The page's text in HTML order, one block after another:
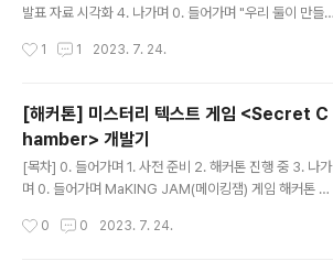
난다. 홍보용 정적 웹페이지라 '예쁘게' 보이는 게 중요해서
발표 자료 시각화 4. 나가며 0. 들어가며 "우리 둘이 만들
프로젝트로 만들었던 서비스 '우리두리'의 기획 과정을 정
방학을 지나면서 ChatGPT의 인기가 갑자기 급상승하게
되어 GPT를 사용하는 우리 서비스도 많은 학우들의 관심
을 받게 되었어요. GPT가 대중에게 가장 친숙한 기술이
된 지금, 기왕이면 프로젝트를 아주 멋지게 끝내보자는 마
음가짐으로 막판 스퍼트를 올려서 2023년 상반기에 잘 마
루어진 서비스입니다. 물론 사용자 조사를 바탕으로 아동
1 1 2023. 7. 24.
[해커톤] 미스터리 텍스트 게임 <Secret C
hamber> 개발기
[목차] 0. 들어가며 1. 사전 준비 2. 해커톤 진행 중 3. 나가
며 0. 들어가며 MaKING JAM(메이킹잼) 게임 해커톤 참
: 시크릿 챔버(Secret Chamber) * 담당 포지션 : 게임
0 0 2023. 7. 24.